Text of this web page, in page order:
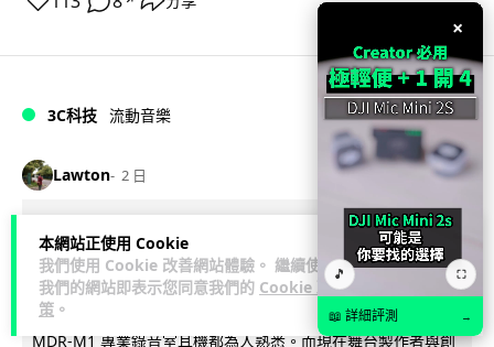
本網站正使用 Cookie
我們使用 Cookie 改善網站體驗。 繼續使用
我們的網站即表示您同意我們的 Cookie 政
策 。
3C科技 流動音樂
Lawton 2 日 89
【評測】Sony IER-M500 入耳式監聽
耳機：現場拍攝、後製監聽與人聲利器
談到專業混音專用的聲音監聽耳機，Sony 經典 MDR-7506 到
MDR-M1 專業錄音室耳機都為人熟悉。而現在舞台製作者與創
×
🎵 ⛶
📖 詳細評測 →